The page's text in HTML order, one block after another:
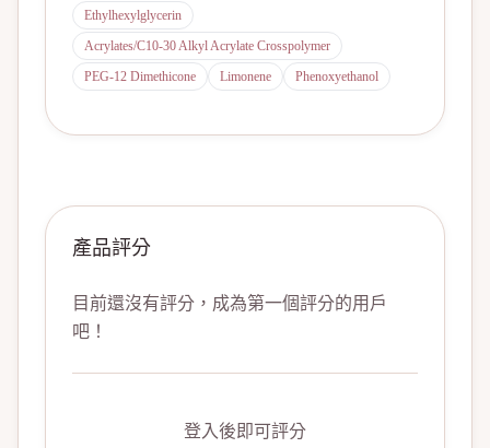
Ethylhexylglycerin
Acrylates/C10-30 Alkyl Acrylate Crosspolymer
PEG-12 Dimethicone
Limonene Phenoxyethanol
產品評分
目前還沒有評分，成為第一個評分的用戶
吧！
登入後即可評分